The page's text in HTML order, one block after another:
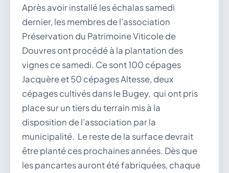
04 74 38 22 78
mairie@douvres.fr
140 Place de la Babillière, 01500 Douvres
Contacter la mairie
Le guichet des associations
publier une annonce
Après avoir installé les échalas samedi
dernier, les membres de l’association
Préservation du Patrimoine Viticole de
Douvres ont procédé à la plantation des
vignes ce samedi. Ce sont 100 cépages
Jacquère et 50 cépages Altesse, deux
cépages cultivés dans le Bugey, qui ont pris
place sur un tiers du terrain mis à la
disposition de l’association par la
municipalité. Le reste de la surface devrait
être planté ces prochaines années. Dès que
les pancartes auront été fabriquées, chaque